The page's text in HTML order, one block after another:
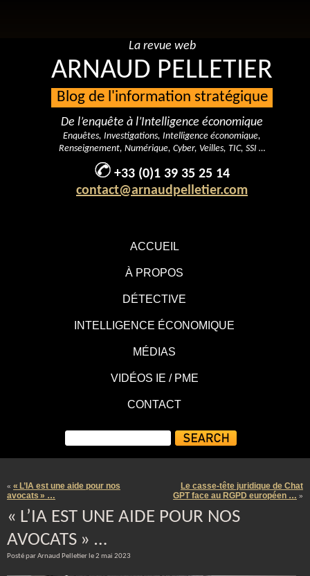
ACCUEIL
À PROPOS
DÉTECTIVE
INTELLIGENCE ÉCONOMIQUE
MÉDIAS
VIDÉOS IE / PME
CONTACT
La revue web
ARNAUD PELLETIER
Blog de l'information stratégique
De l’enquête à l’Intelligence économique
Enquêtes, Investigations, Intelligence économique,
Renseignement, Numérique, Cyber, Veilles, TIC, SSI …
+33 (0)1 39 35 25 14
contact@arnaudpelletier.com
« « L’IA est une aide pour nos
avocats » …
Le casse-tête juridique de Chat
GPT face au RGPD européen … »
« L’IA EST UNE AIDE POUR NOS
AVOCATS » …
Posté par Arnaud Pelletier le 2 mai 2023